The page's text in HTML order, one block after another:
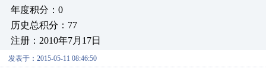
年度积分：0
历史总积分：77
注册：2010年7月17日
发表于：2015-05-11 08:46:50